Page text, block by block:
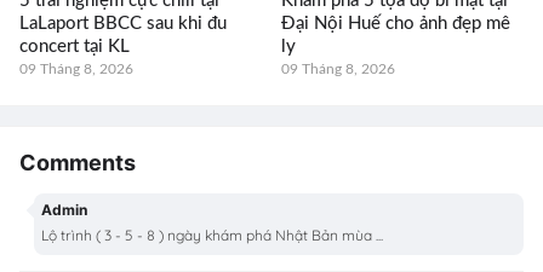
LaLaport BBCC sau khi đu
concert tại KL
09 Tháng 8, 2026
Đại Nội Huế cho ảnh đẹp mê
ly
09 Tháng 8, 2026
Comments
Admin
Lộ trình ( 3 - 5 - 8 ) ngày khám phá Nhật Bản mùa ...